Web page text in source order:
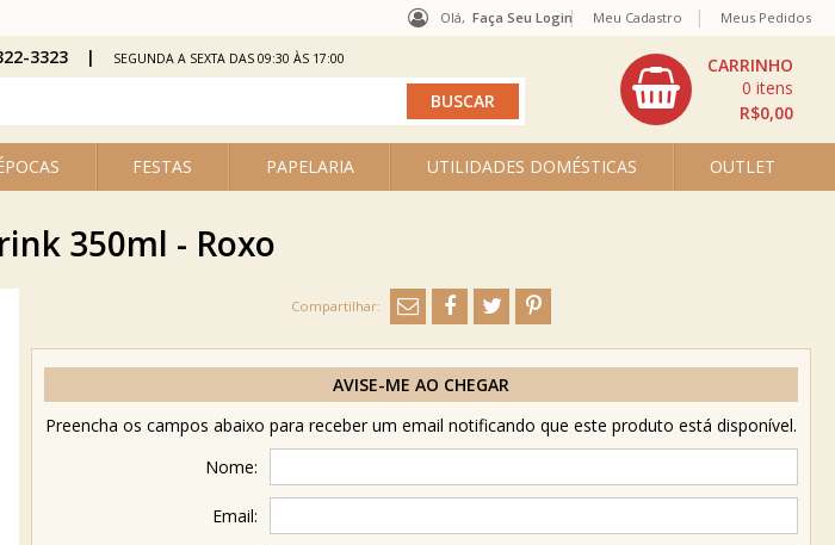
Olá, Faça Seu Login
FESTAS PAPELARIA UTILIDADES DOMÉSTICAS OUTLET
R$0,00
0
Meu Cadastro Meus Pedidos
3323 SEGUNDA A SEXTA DAS 09:30 ÀS 17:00
350ml - Roxo
AVISE-ME AO CHEGAR
Preencha os campos abaixo para receber um email notificando que este produto está disponível.
Nome:
Email: